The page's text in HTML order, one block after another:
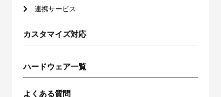
連携サービス
カスタマイズ対応
ハードウェア一覧
よくある質問